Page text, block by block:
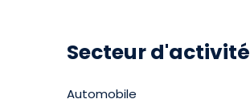
Secteur d'activité
Automobile